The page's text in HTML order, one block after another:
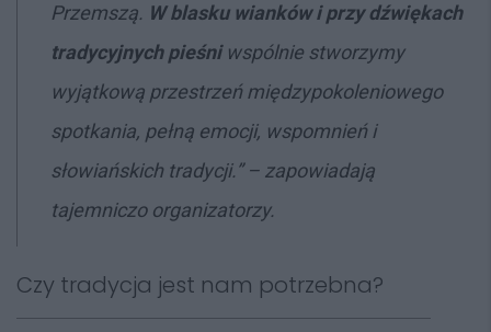
Przemszą. W blasku wianków i przy dźwiękach
tradycyjnych pieśniwspólnie stworzymy
wyjątkową przestrzeń międzypokoleniowego
spotkania, pełną emocji, wspomnień i
słowiańskich tradycji.” – zapowiadają
tajemniczo organizatorzy.
Czy tradycja jest nam potrzebna?